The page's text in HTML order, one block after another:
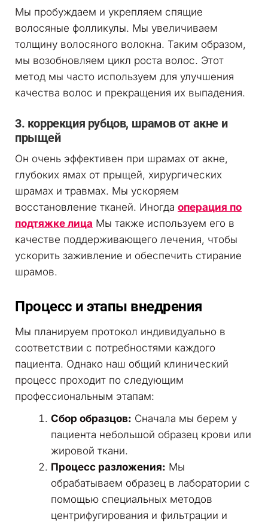
Мы пробуждаем и укрепляем спящие
волосяные фолликулы. Мы увеличиваем
толщину волосяного волокна. Таким образом,
мы возобновляем цикл роста волос. Этот
метод мы часто используем для улучшения
качества волос и прекращения их выпадения.
3. коррекция рубцов, шрамов от акне и
прыщей
Он очень эффективен при шрамах от акне,
глубоких ямах от прыщей, хирургических
шрамах и травмах. Мы ускоряем
восстановление тканей. Иногда операция по
подтяжке лица Мы также используем его в
качестве поддерживающего лечения, чтобы
ускорить заживление и обеспечить стирание
шрамов.
Процесс и этапы внедрения
Мы планируем протокол индивидуально в
соответствии с потребностями каждого
пациента. Однако наш общий клинический
процесс проходит по следующим
профессиональным этапам:
Сбор образцов: Сначала мы берем у
пациента небольшой образец крови или
жировой ткани.
Процесс разложения: Мы
обрабатываем образец в лаборатории с
помощью специальных методов
центрифугирования и фильтрации и